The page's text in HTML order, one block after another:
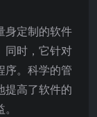
身定制的软件
同时，它针对
序。科学的管
提高了软件的